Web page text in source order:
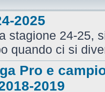
2025
stagione 24-25,
quando ci si
Pro e
2019